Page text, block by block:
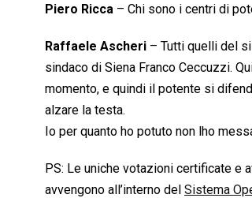
Piero Ricca – Chi sono i centri di
Raffaele Ascheri – Tutti quelli del
sindaco di Siena Franco Ceccuzzi.
momento, e quindi il potente si
alzare la testa.
Io per quanto ho potuto non lho
PS: Le uniche votazioni certificate e
avvengono all’interno del Sistema